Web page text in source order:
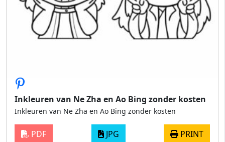
Inkleuren van Ne Zha en Ao Bing zonder kosten
Inkleuren van Ne Zha en Ao Bing zonder kosten
PDF JPG PRINT